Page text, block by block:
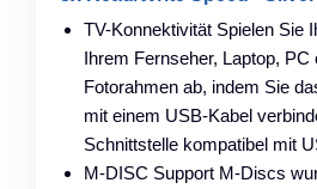
TV-Konnektivität Spielen Sie
Ihrem Fernseher, Laptop, PC
Fotorahmen ab, indem Sie
mit einem USB-Kabel
Schnittstelle kompatibel mit
M-DISC Support M-Discs